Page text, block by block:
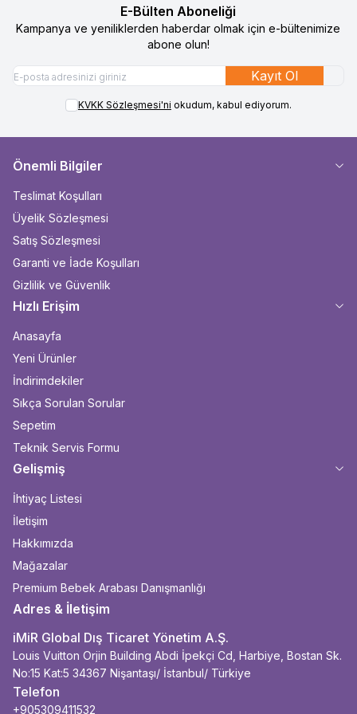
E-Bülten Aboneliği
Kampanya ve yeniliklerden haberdar olmak için e-bültenimize
abone olun!
Kayıt Ol
KVKK Sözleşmesi'ni okudum, kabul ediyorum.
Önemli Bilgiler
Teslimat Koşulları
Üyelik Sözleşmesi
Satış Sözleşmesi
Garanti ve İade Koşulları
Gizlilik ve Güvenlik
Hızlı Erişim
Anasayfa
Yeni Ürünler
İndirimdekiler
Sıkça Sorulan Sorular
Sepetim
Teknik Servis Formu
Gelişmiş
İhtiyaç Listesi
İletişim
Hakkımızda
Mağazalar
Premium Bebek Arabası Danışmanlığı
Adres & İletişim
iMiR Global Dış Ticaret Yönetim A.Ş.
Louis Vuitton Orjin Building Abdi İpekçi Cd, Harbiye, Bostan Sk.
No:15 Kat:5 34367 Nişantaşı/ İstanbul/ Türkiye
Telefon
+905309411532